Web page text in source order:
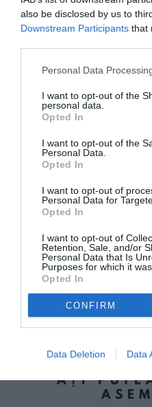
also be disclosed by us to
Downstream Participants that
Personal Data
I want to opt-out of the
personal data.
Opted In
I want to opt-out of the
Personal Data.
Opted In
I want to opt-out of
Personal Data for
Opted In
I want to opt-out of
Retention, Sale, and/or
Personal Data that Is
Purposes for which it
Opted In
CONFIRM
Data Deletion Data
Articolul anterior
Traian Băsescu și
”Am 65 de asociații
Următorul articol
PMP și-a desemnat
la alegerile
completă
AȚI